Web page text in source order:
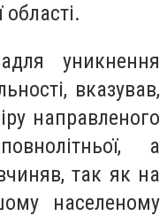
уникнення
вказував,
направленого
а
так як на
населеному